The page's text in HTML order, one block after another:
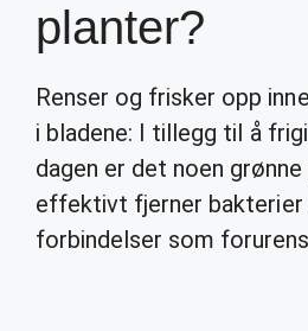
planter?
Renser og frisker opp
i bladene: I tillegg til å
dagen er det noen grønne
effektivt fjerner bakterier
forbindelser som